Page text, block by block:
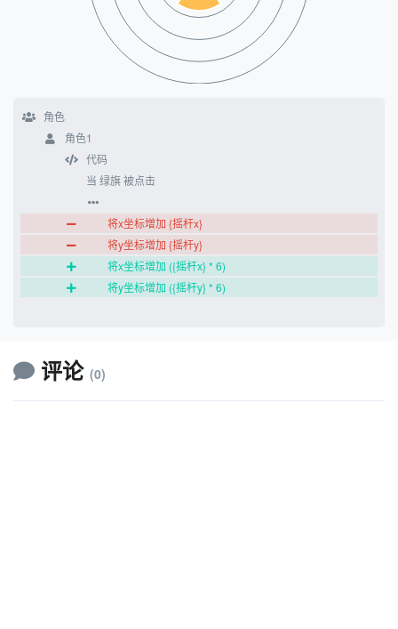
角色
角色1
代码
当 绿旗 被点击
将x坐标增加 {摇杆x}
将y坐标增加 {摇杆y}
将x坐标增加 ({摇杆x} * 6)
将y坐标增加 ({摇杆y} * 6)
评论 (0)